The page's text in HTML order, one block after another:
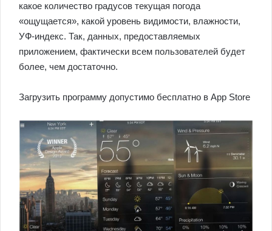
какое количество градусов текущая погода
«ощущается», какой уровень видимости, влажности,
УФ-индекс. Так, данных, предоставляемых
приложением, фактически всем пользователей будет
более, чем достаточно.
Загрузить программу допустимо бесплатно в App Store